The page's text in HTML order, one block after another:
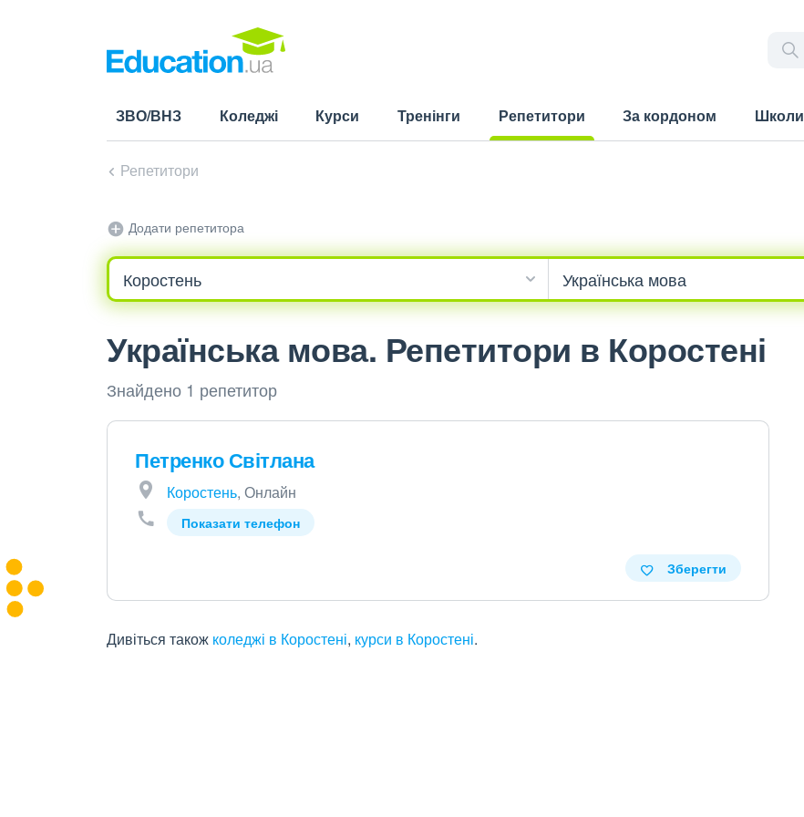
ЗВО/ВНЗ Коледжі Курси Тренінги
Репетитори
За кордоном Школи
Репетитори
Додати репетитора
Українська мова. Репетитори в Коростені
Знайдено 1 репетитор
Петренко Світлана
Коростень, Онлайн
Показати телефон
Зберегти
Дивіться також коледжі в Коростені, курси в Коростені.